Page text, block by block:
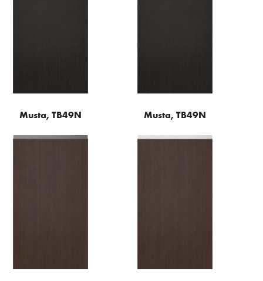
Musta, TB49N Musta, TB49N